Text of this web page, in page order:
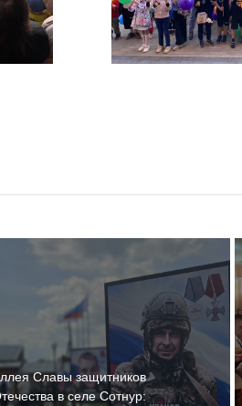
Славы защитников
в селе Сотнур: